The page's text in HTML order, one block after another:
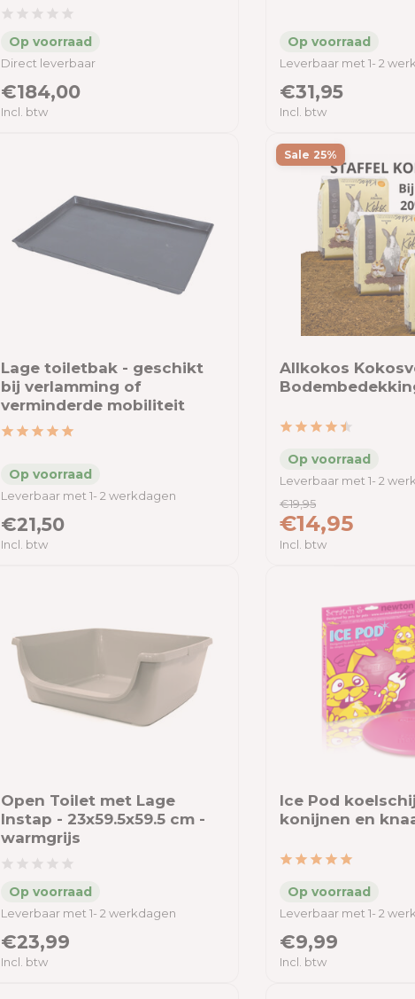
Direct leverbaar
€184,00
Incl. btw
Leverbaar met 1- 2
€31,95
Incl. btw
Lage toiletbak - geschikt
bij verlamming of
verminderde mobiliteit
Leverbaar met 1- 2 werkdagen
€21,50
Incl. btw
Sale 25%
Allkokos
Leverbaar met 1- 2
€19,95
€14,95
Incl. btw
Open Toilet met Lage
Instap - 23x59.5x59.5 cm -
warmgrijs
Leverbaar met 1- 2 werkdagen
€23,99
Incl. btw
Ice Pod
konijnen en
Leverbaar met 1- 2
€9,99
Incl. btw